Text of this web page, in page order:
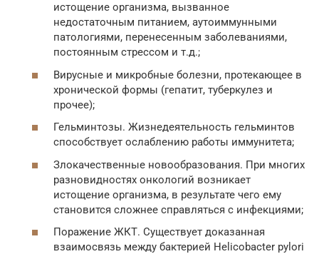
истощение организма, вызванное
недостаточным питанием, аутоиммунными
патологиями, перенесенным заболеваниями,
постоянным стрессом и т.д.;
Вирусные и микробные болезни, протекающее в
хронической формы (гепатит, туберкулез и
прочее);
Гельминтозы. Жизнедеятельность гельминтов
способствует ослаблению работы иммунитета;
Злокачественные новообразования. При многих
разновидностях онкологий возникает
истощение организма, в результате чего ему
становится сложнее справляться с инфекциями;
Поражение ЖКТ. Существует доказанная
взаимосвязь между бактерией Helicobacter pylori